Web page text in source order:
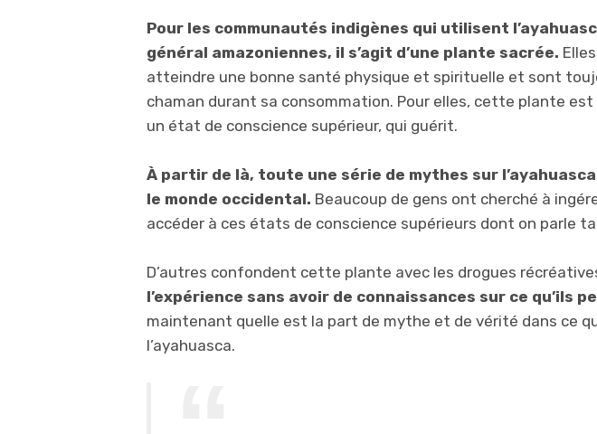
Pour les communautés indigènes qui utilisent
général amazoniennes, il s’agit d’une plante sacrée.
atteindre une bonne santé physique et spirituelle et sont
chaman durant sa consommation. Pour elles, cette plante est
un état de conscience supérieur, qui guérit.
À partir de là, toute une série de mythes sur
le monde occidental. Beaucoup de gens ont cherché à
accéder à ces états de conscience supérieurs dont on parle
D’autres confondent cette plante avec les drogues
l’expérience sans avoir de connaissances sur ce qu’ils
maintenant quelle est la part de mythe et de vérité dans ce
l’ayahuasca.